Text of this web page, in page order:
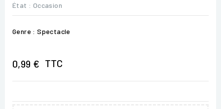
État : Occasion
Genre : Spectacle
0,99 € TTC